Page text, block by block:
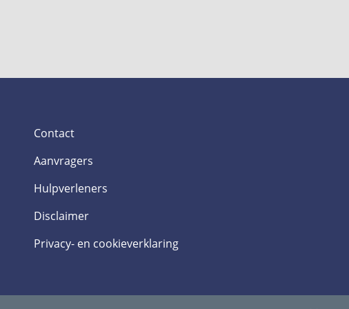
Contact
Aanvragers
Hulpverleners
Disclaimer
Privacy- en cookieverklaring